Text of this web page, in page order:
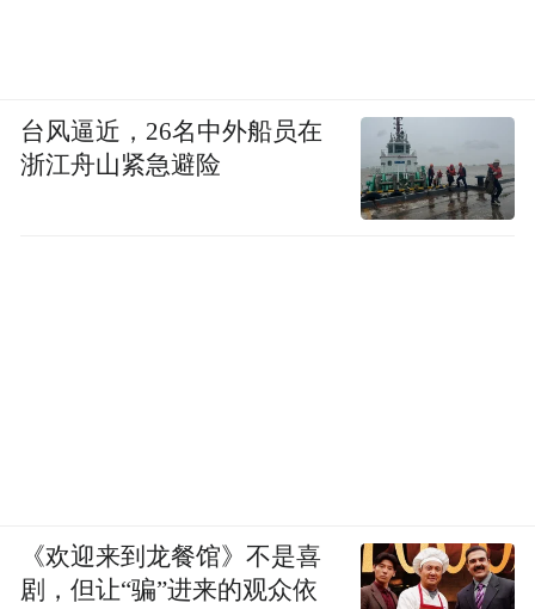
台风逼近，26名中外船员在
浙江舟山紧急避险
《欢迎来到龙餐馆》不是喜
剧，但让“骗”进来的观众依